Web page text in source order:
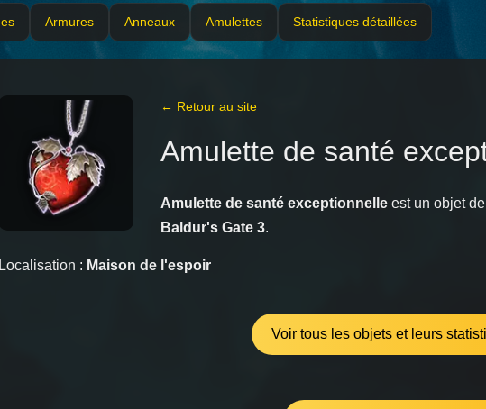
Armures Anneaux Amulettes Statistiques détaillées
← Retour au site
Amulette de santé
Amulette de santé exceptionnelle est un objet
Baldur's Gate 3.
Localisation : Maison de l'espoir
Voir tous les objets et leurs